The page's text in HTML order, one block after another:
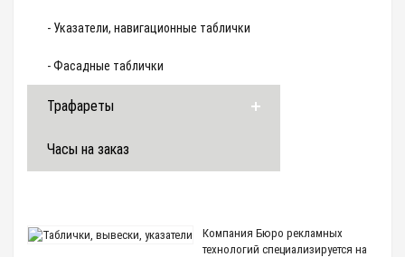
- Указатели, навигационные таблички
- Фасадные таблички
Трафареты
Часы на заказ
Компания Бюро рекламных
технологий специализируется на